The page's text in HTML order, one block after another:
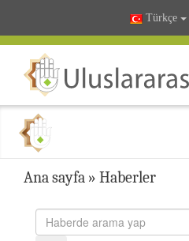
Türkçe
Ana sayfa » Haberler